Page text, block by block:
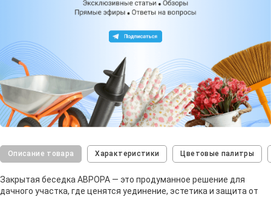
Описание товара Характеристики Цветовые палитры
Закрытая беседка АВРОРА — это продуманное решение для
дачного участка, где ценятся уединение, эстетика и защита от